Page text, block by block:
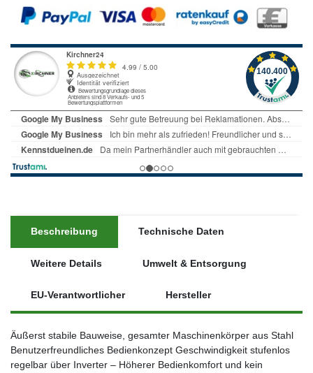
Beschreibung Technische Daten
Weitere Details Umwelt & Entsorgung
EU-Verantwortlicher Hersteller
Äußerst stabile Bauweise, gesamter Maschinenkörper aus Stahl
Benutzerfreundliches Bedienkonzept Geschwindigkeit stufenlos
regelbar über Inverter – Höherer Bedienkomfort und kein